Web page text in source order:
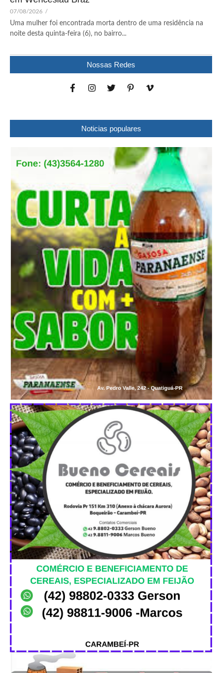
07/08/2026 /
Uma mulher foi encontrada morta dentro de uma residência na
noite desta quinta-feira (6), no bairro...
Nossas Redes
Noticias populares